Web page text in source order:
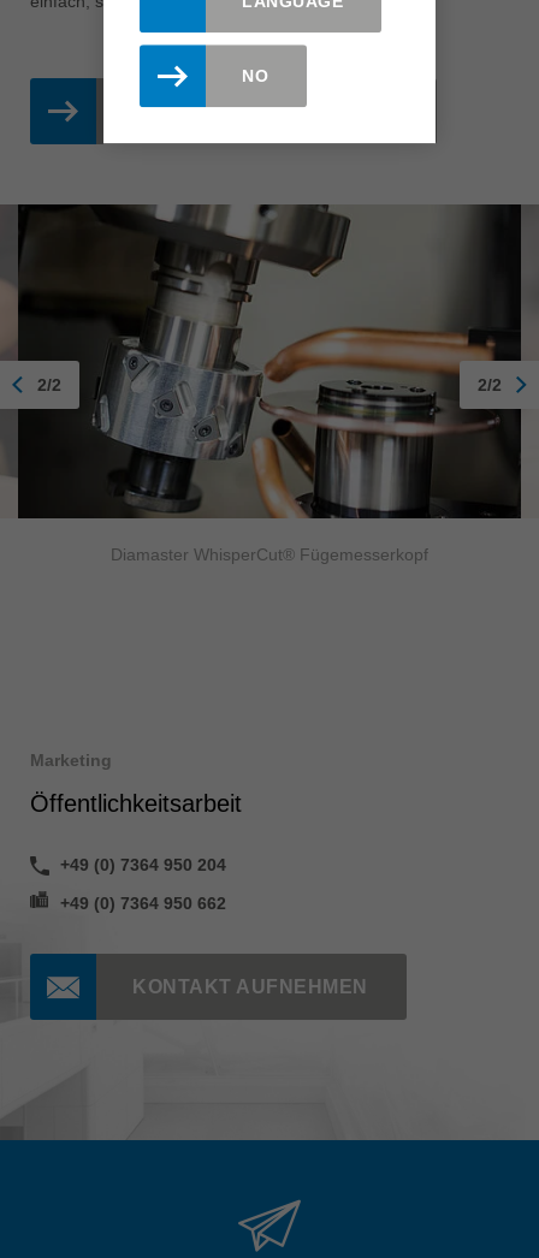
DIAMASTER WHISPERCUT
Diamaster WhisperCut® Fügemesserkopf
2/2 2/2
Marketing
Öffentlichkeitsarbeit
+49 (0) 7364 950 204
+49 (0) 7364 950 662
KONTAKT AUFNEHMEN
NO